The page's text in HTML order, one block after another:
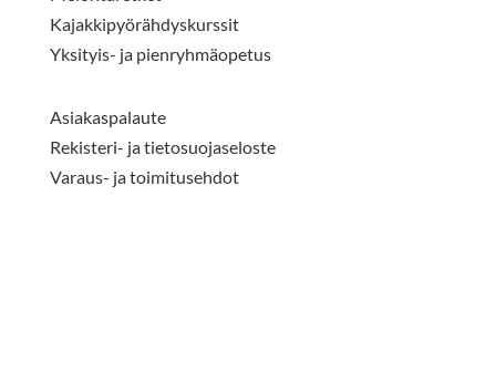
Kajakkipyörähdyskurssit
Yksityis- ja pienryhmäopetus
Asiakaspalaute
Rekisteri- ja tietosuojaseloste
Varaus- ja toimitusehdot